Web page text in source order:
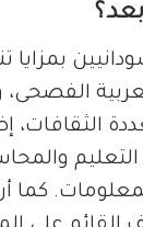
الفصحى،
الثقافات،
كما